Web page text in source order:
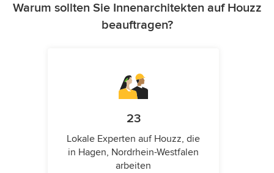
Warum sollten Sie Innenarchitekten auf Houzz
beauftragen?
23
Lokale Experten auf Houzz, die
in Hagen, Nordrhein-Westfalen
arbeiten